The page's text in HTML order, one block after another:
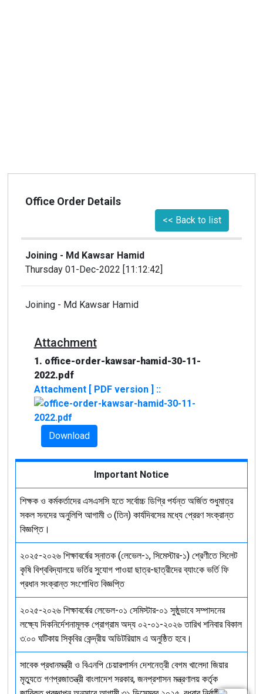
Office Order Details
<< Back to list
Joining - Md Kawsar Hamid
Thursday 01-Dec-2022 [11:12:42]
Joining - Md Kawsar Hamid
Attachment
1. office-order-kawsar-hamid-30-11-
2022.pdf
Attachment [ PDF version ] ::
Download
Important Notice
শিক্ষক ও কর্মকর্তাদের এসএসসি হতে সর্বোচ্চ ডিগ্রি পর্যন্ত অর্জিত শুধুমাত্র
সকল সনদের অনুলিপি আগামী ৩ (তিন) কার্যদিবসের মধ্যে প্রেরণ সংক্রান্ত
বিজ্ঞপ্তি।
২০২৫-২০২৬ শিক্ষাবর্ষের স্নাতক (লেভেল-১, সিমেস্টার-১) শ্রেণীতে সিলেট
কৃষি বিশ্ববিদ্যালয়ে ভর্তির সুযোগ পাওয়া ছাত্র-ছাত্রীদের ব্যাংকে ভর্তি ফি
প্রধান সংক্রান্ত সংশোধিত বিজ্ঞপ্তি
২০২৫-২০২৬ শিক্ষাবর্ষের লেভেল-০১ সেমিস্টার-০১ সুষ্ঠুভাবে সম্পাদনের
লক্ষ্যে দিকনির্দেশনামূলক প্রোগ্রাম অদ্য ০২-০১-২০২৬ তারিখ শনিবার বিকাল
৩:০০ ঘটিকায় সিকৃবির কেন্দ্রীয় অডিটরিয়াম এ অনুষ্ঠিত হবে।
সাবেক প্রধানমন্ত্রী ও বিএনপি চেয়ারপার্সন দেশনেত্রী বেগম খালেদা জিয়ার
মৃত্যুতে গণপ্রজাতন্ত্রী বাংলাদেশ সরকার, জনপ্রশাসন মন্ত্রণালয় কর্তৃক